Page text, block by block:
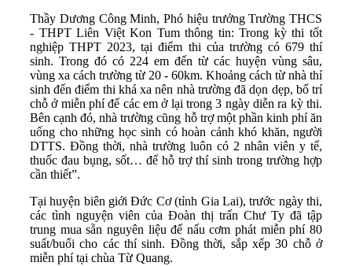
Thầy Dương Công Minh, Phó hiệu trưởng Trường THCS
- THPT Liên Việt Kon Tum thông tin: Trong kỳ thi tốt
nghiệp THPT 2023, tại điểm thi của trường có 679 thí
sinh. Trong đó có 224 em đến từ các huyện vùng sâu,
vùng xa cách trường từ 20 - 60km. Khoảng cách từ nhà thí
sinh đến điểm thi khá xa nên nhà trường đã dọn dẹp, bố trí
chỗ ở miễn phí để các em ở lại trong 3 ngày diễn ra kỳ thi.
Bên cạnh đó, nhà trường cũng hỗ trợ một phần kinh phí ăn
uống cho những học sinh có hoàn cảnh khó khăn, người
DTTS. Đồng thời, nhà trường luôn có 2 nhân viên y tế,
thuốc đau bụng, sốt… để hỗ trợ thí sinh trong trường hợp
cần thiết”.
Tại huyện biên giới Đức Cơ (tỉnh Gia Lai), trước ngày thi,
các tình nguyện viên của Đoàn thị trấn Chư Ty đã tập
trung mua sẵn nguyên liệu để nấu cơm phát miễn phí 80
suất/buổi cho các thí sinh. Đồng thời, sắp xếp 30 chỗ ở
miễn phí tại chùa Từ Quang.